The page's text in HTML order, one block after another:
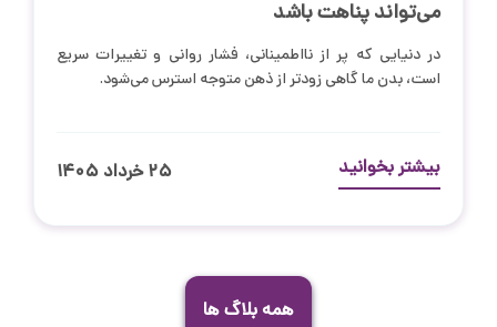
می‌تواند پناهت باشد
در دنیایی که پر از نااطمینانی، فشار روانی و تغییرات سریع
است، بدن ما گاهی زودتر از ذهن متوجه استرس می‌شود.
بیشتر بخوانید ۲۵ خرداد ۱۴۰۵
همه بلاگ ها